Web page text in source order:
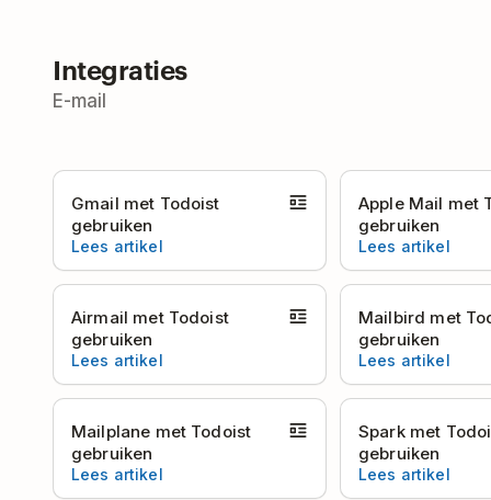
Integraties
E-mail
Gmail met Todoist
gebruiken
Lees artikel
Apple Mail met
gebruiken
Lees artikel
Airmail met Todoist
gebruiken
Lees artikel
Mailbird met
gebruiken
Lees artikel
Mailplane met Todoist
gebruiken
Lees artikel
Spark met
gebruiken
Lees artikel